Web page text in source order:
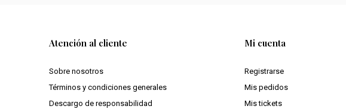
Atención al cliente
Sobre nosotros
Términos y condiciones generales
Descargo de responsabilidad
Mi cuenta
Registrarse
Mis pedidos
Mis tickets